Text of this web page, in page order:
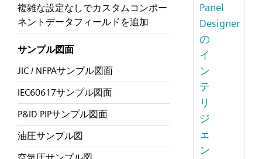
複雑な設定なしでカスタムコンポー
ネントデータフィールドを追加
サンプル図面
JIC / NFPAサンプル図面
IEC60617サンプル図面
P&ID PIPサンプル図面
油圧サンプル図
Panel
Designer
の
イ
ン
テ
リ
ジ
ェ
ン